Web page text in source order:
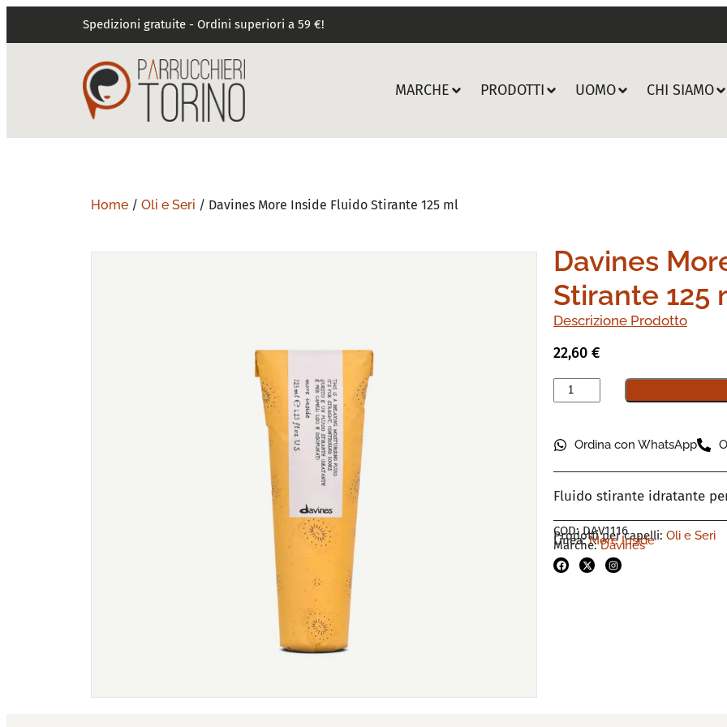
Spedizioni gratuite - Ordini superiori a 59 €!
MARCHE PRODOTTI UOMO CHI SIAMO
Home / Oli e Seri / Davines More Inside Fluido Stirante 125 ml
Davines
Stirante 125
Descrizione Prodotto
22,60 €
Ordina con WhatsApp
Fluido stirante idratante
COD: DAV1116
Prodotti per capelli: Oli e Seri
Linea:More Inside
Marche:Davines